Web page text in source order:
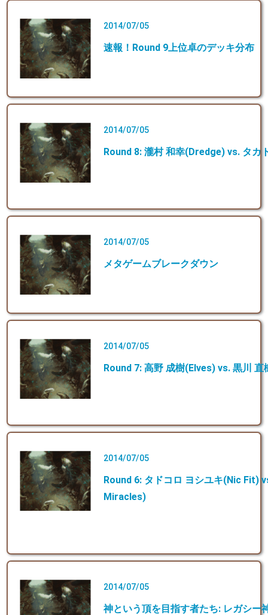
2014/07/05
速報！Round 9上位卓のデッキ分布
2014/07/05
Round 8: 瀧村 和幸(Dredge) vs. タカ
2014/07/05
メタゲームブレークダウン
2014/07/05
Round 7: 高野 成樹(Elves) vs. 黒川 直
2014/07/05
Round 6: タドコロ ヨシユキ(Nic Fit)
Miracles)
2014/07/05
神という頂を目指す者たち: レガシー